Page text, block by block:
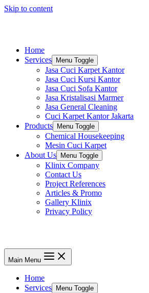
Skip to content
Home
Services
Menu Toggle
Jasa Cuci Karpet Kantor
Jasa Cuci Kursi Kantor
Jasa Cuci Sofa Kantor
Jasa Kristalisasi Marmer
Jasa General Cleaning
Cuci Karpet Kantor Jakarta
Products
Menu Toggle
Chemical Housekeeping
Mesin Cuci Karpet
About Us
Menu Toggle
Klinix Company
Contact Us
Project References
Articles & Promo
Gallery Klinix
Privacy Policy
Main Menu
Home
Services
Menu Toggle